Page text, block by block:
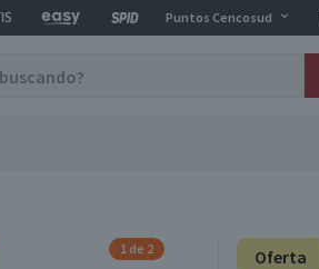
Puntos Cencosud
Oferta
1 de 2